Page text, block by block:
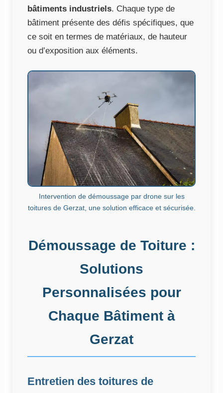
bâtiments industriels. Chaque type de
bâtiment présente des défis spécifiques, que
ce soit en termes de matériaux, de hauteur
ou d’exposition aux éléments.
Intervention de démoussage par drone sur les
toitures de Gerzat, une solution efficace et sécurisée.
Démoussage de Toiture :
Solutions
Personnalisées pour
Chaque Bâtiment à
Gerzat
Entretien des toitures de